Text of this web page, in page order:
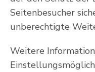
Seitenbesucher
unberechtigte
Weitere